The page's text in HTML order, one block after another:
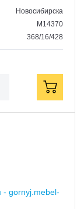
Новосибирска
M14370
368/16/428